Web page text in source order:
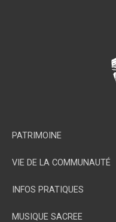
PATRIMOINE
VIE DE LA COMMUNAUTÉ
INFOS PRATIQUES
MUSIQUE SACREE